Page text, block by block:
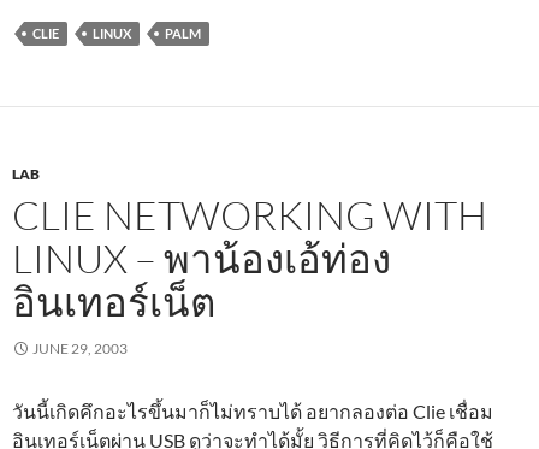
CLIE LINUX PALM
LAB
CLIE NETWORKING WITH
LINUX – พาน้องเอ้ท่อง
อินเทอร์เน็ต
JUNE 29, 2003
วันนี้เกิดคึกอะไรขึ้นมาก็ไม่ทราบได้ อยากลองต่อ Clie เชื่อม
อินเทอร์เน็ตผ่าน USB ดูว่าจะทำได้มั้ย วิธีการที่คิดไว้ก็คือใช้